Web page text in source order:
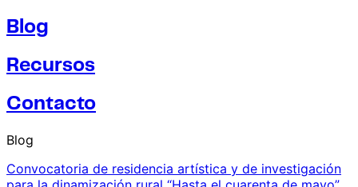
Blog
Recursos
Contacto
Blog
Convocatoria de residencia artística y de investigación